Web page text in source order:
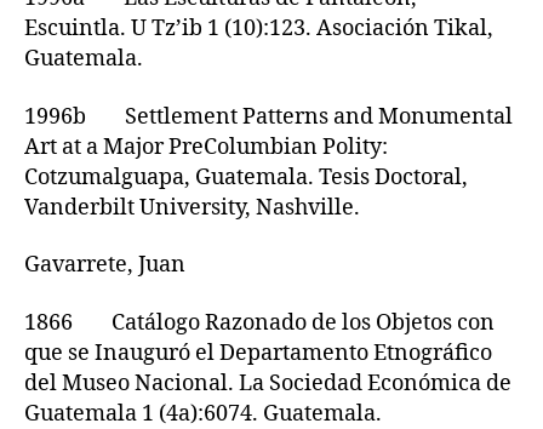
Escuintla. U Tz’ib 1 (10):123. Asociación Tikal,
Guatemala.
1996b Settlement Patterns and Monumental
Art at a Major PreColumbian Polity:
Cotzumalguapa, Guatemala. Tesis Doctoral,
Vanderbilt University, Nashville.
Gavarrete, Juan
1866 Catálogo Razonado de los Objetos con
que se Inauguró el Departamento Etnográfico
del Museo Nacional. La Sociedad Económica de
Guatemala 1 (4a):6074. Guatemala.